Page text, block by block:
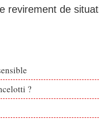
revirement de
?